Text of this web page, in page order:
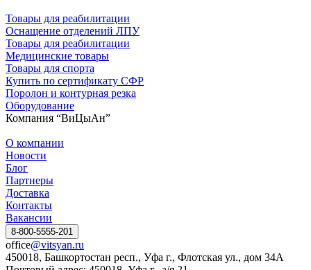
Товары для реабилитации
Оснащение отделений ЛПУ
Товары для реабилитации
Медицинские товары
Товары для спорта
Купить по сертификату СФР
Поролон и контурная резка
Оборудование
Компания “ВиЦыАн”
О компании
Новости
Блог
Партнеры
Доставка
Контакты
Вакансии
8-800-5555-201
office@vitsyan.ru
450018, Башкортостан респ., Уфа г., Флотская ул., дом 34А